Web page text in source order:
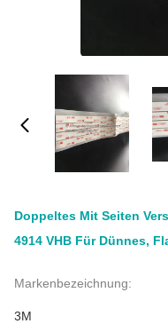
Doppeltes Mit Seiten
4914 VHB Für Dünnes,
Markenbezeichnung:
3M